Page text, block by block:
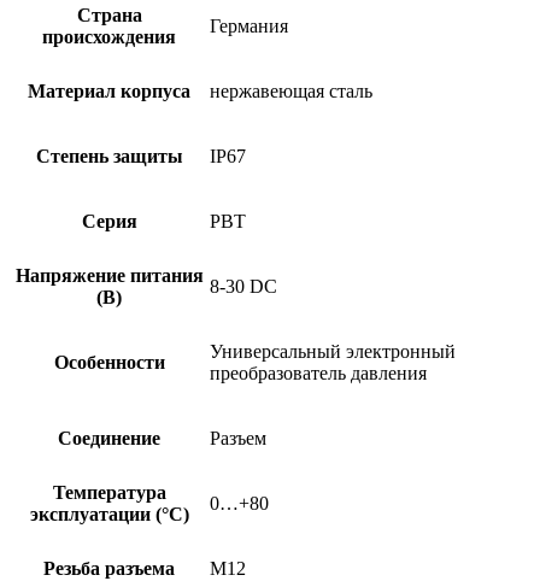
Страна
происхождения
Германия
Материал корпуса нержавеющая сталь
Степень защиты IP67
Серия PBT
Напряжение питания
(В)
8-30 DC
Особенности
Универсальный электронный
преобразователь давления
Соединение Разъем
Температура
эксплуатации (°C)
0…+80
Резьба разъема M12